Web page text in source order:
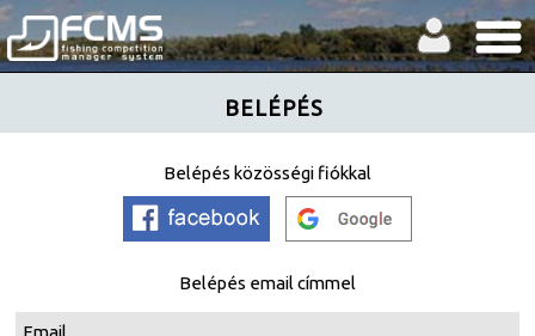
BELÉPÉS
Belépés közösségi fiókkal
Belépés email címmel
Email